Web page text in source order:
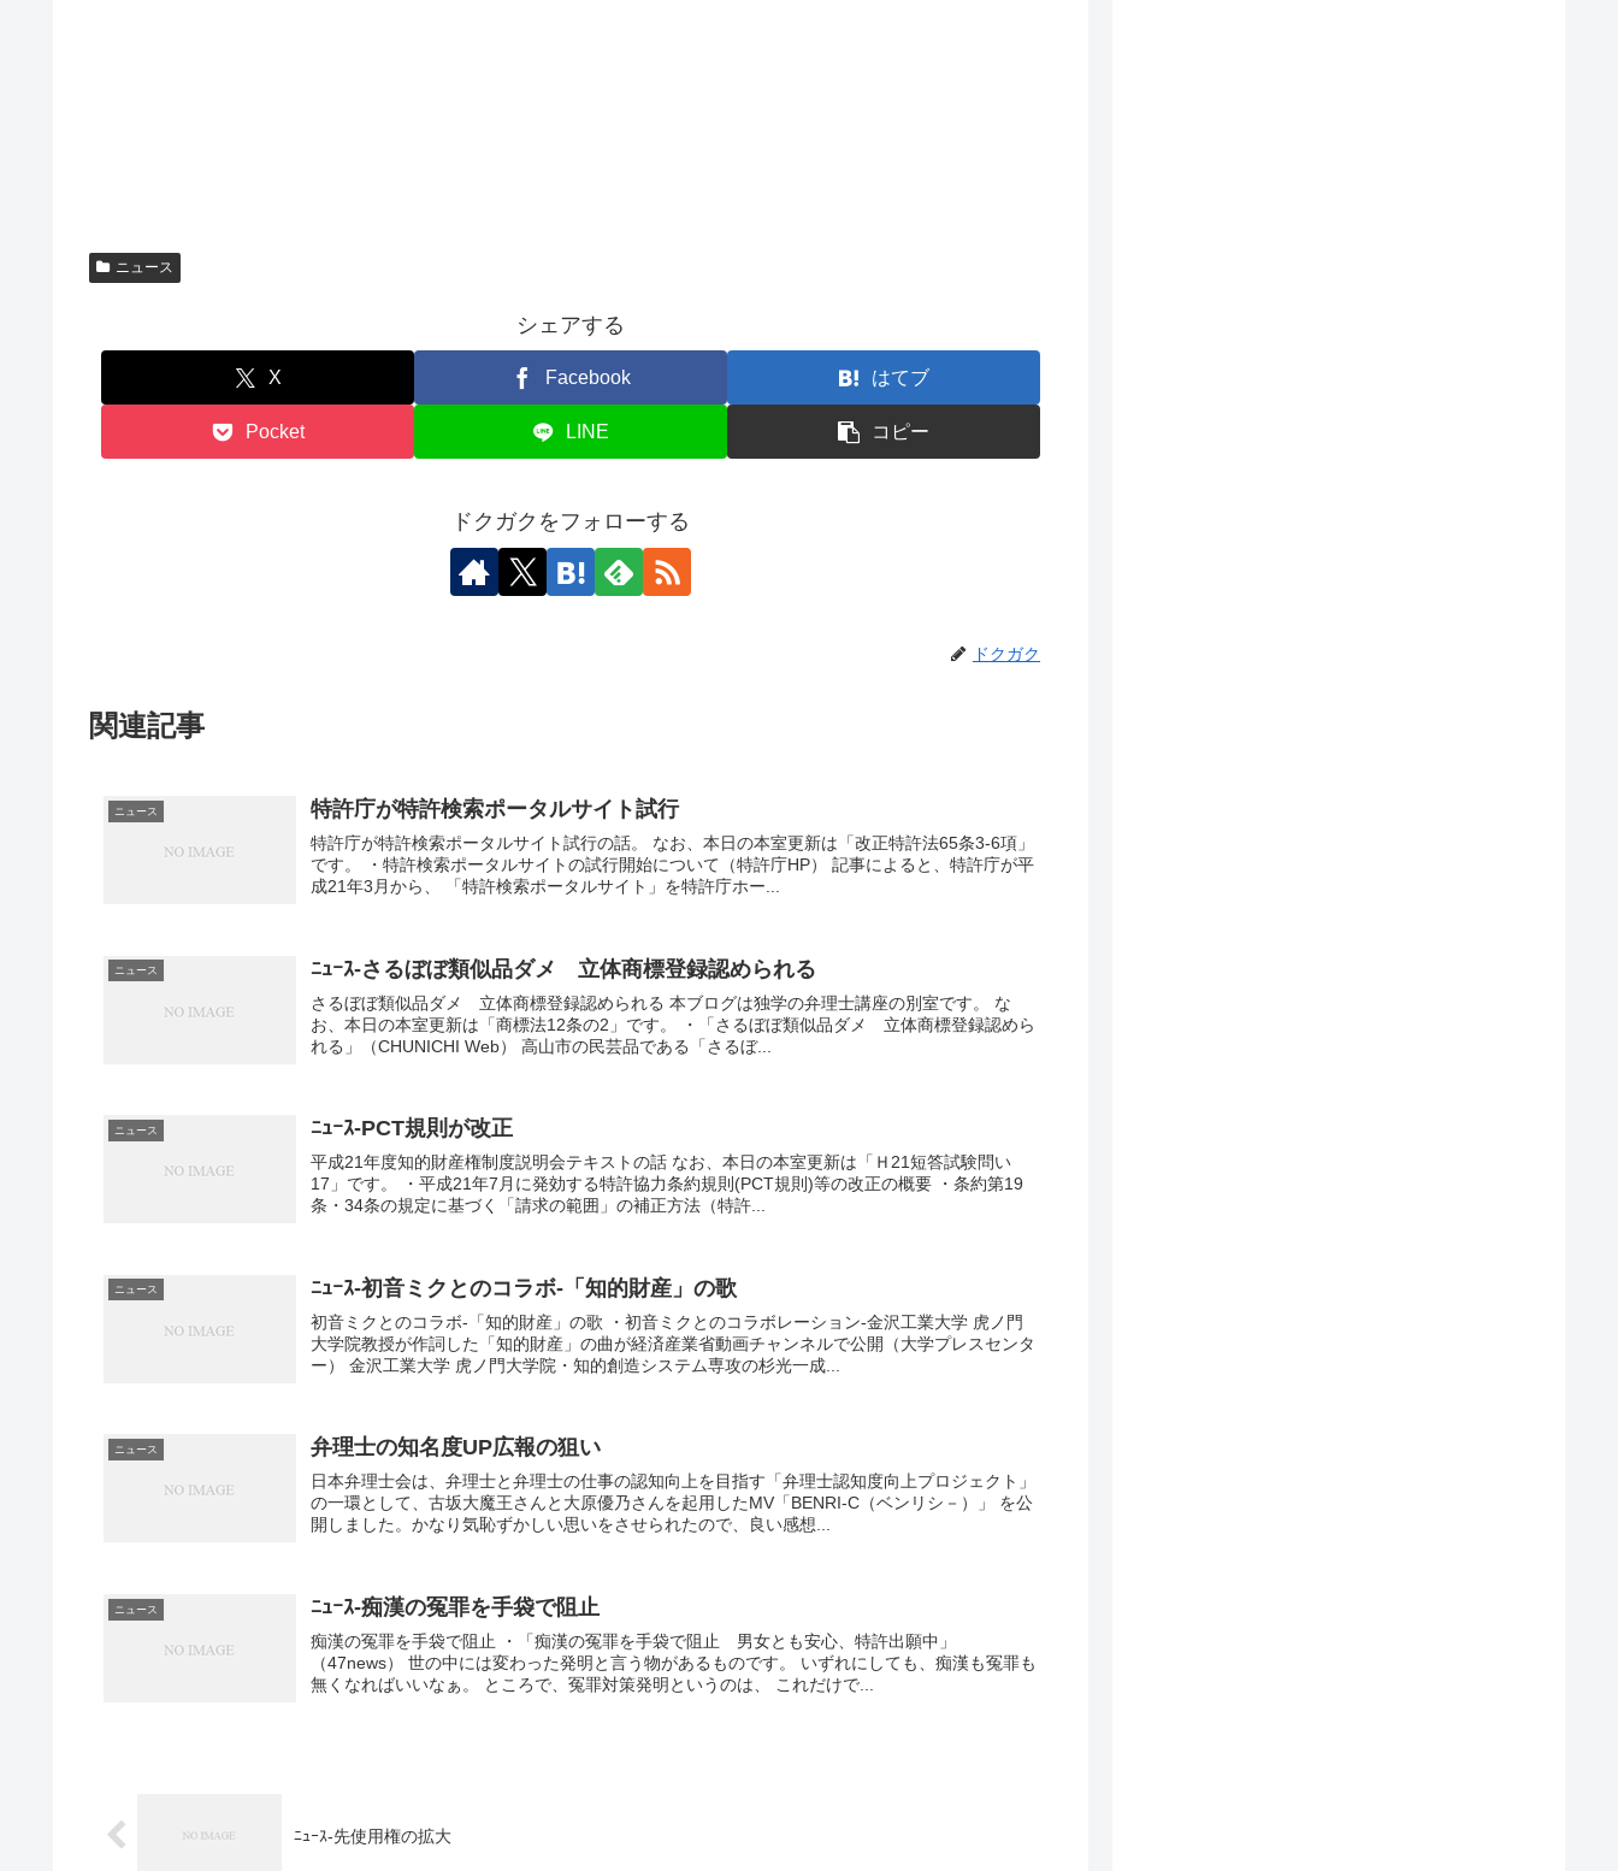
ニュース
シェアする
X Facebook はてブ
Pocket LINE コピー
ドクガクをフォローする
ドクガク
関連記事
ニュース 特許庁が特許検索ポータルサイト試行
特許庁が特許検索ポータルサイト試行の話。 なお、本日の本室更新は「改正特許法65条3-6項」
です。 ・特許検索ポータルサイトの試行開始について（特許庁HP） 記事によると、特許庁が平
成21年3月から、 「特許検索ポータルサイト」を特許庁ホー...
ニュース ﾆｭｰｽ-さるぼぼ類似品ダメ 立体商標登録認められる
さるぼぼ類似品ダメ 立体商標登録認められる 本ブログは独学の弁理士講座の別室です。 な
お、本日の本室更新は「商標法12条の2」です。 ・「さるぼぼ類似品ダメ 立体商標登録認めら
れる」（CHUNICHI Web） 高山市の民芸品である「さるぼ...
ニュース ﾆｭｰｽ-PCT規則が改正
平成21年度知的財産権制度説明会テキストの話 なお、本日の本室更新は「Ｈ21短答試験問い
17」です。 ・平成21年7月に発効する特許協力条約規則(PCT規則)等の改正の概要 ・条約第19
条・34条の規定に基づく「請求の範囲」の補正方法（特許...
ニュース ﾆｭｰｽ-初音ミクとのコラボ-「知的財産」の歌
初音ミクとのコラボ-「知的財産」の歌 ・初音ミクとのコラボレーション-金沢工業大学 虎ノ門
大学院教授が作詞した「知的財産」の曲が経済産業省動画チャンネルで公開（大学プレスセンタ
ー） 金沢工業大学 虎ノ門大学院・知的創造システム専攻の杉光一成...
ニュース 弁理士の知名度UP広報の狙い
日本弁理士会は、弁理士と弁理士の仕事の認知向上を目指す「弁理士認知度向上プロジェクト」
の一環として、古坂大魔王さんと大原優乃さんを起用したMV「BENRI-C（ベンリシ－）」 を公
開しました。かなり気恥ずかしい思いをさせられたので、良い感想...
ニュース ﾆｭｰｽ-痴漢の冤罪を手袋で阻止
痴漢の冤罪を手袋で阻止 ・「痴漢の冤罪を手袋で阻止 男女とも安心、特許出願中」
（47news） 世の中には変わった発明と言う物があるものです。 いずれにしても、痴漢も冤罪も
無くなればいいなぁ。 ところで、冤罪対策発明というのは、 これだけで...
ﾆｭｰｽ-先使用権の拡大